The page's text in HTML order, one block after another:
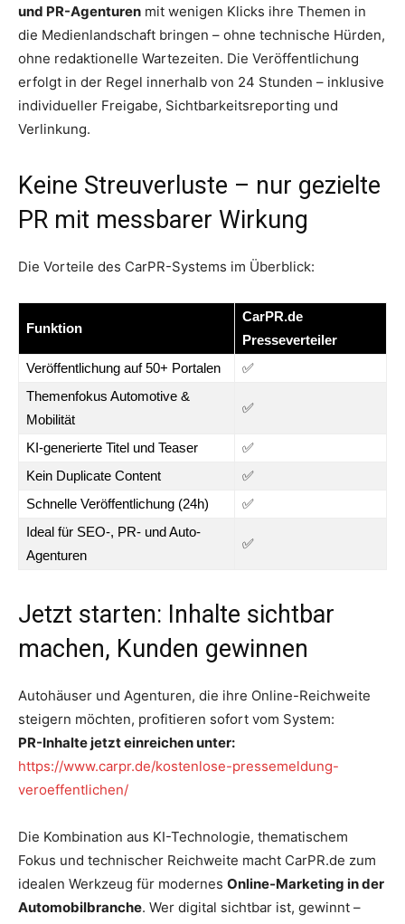
und PR-Agenturen mit wenigen Klicks ihre Themen in
die Medienlandschaft bringen – ohne technische Hürden,
ohne redaktionelle Wartezeiten. Die Veröffentlichung
erfolgt in der Regel innerhalb von 24 Stunden – inklusive
individueller Freigabe, Sichtbarkeitsreporting und
Verlinkung.
Keine Streuverluste – nur gezielte
PR mit messbarer Wirkung
Die Vorteile des CarPR-Systems im Überblick:
Funktion
CarPR.de
Presseverteiler
Veröffentlichung auf 50+ Portalen
✅
Themenfokus Automotive &
Mobilität
✅
KI-generierte Titel und Teaser
✅
Kein Duplicate Content
✅
Schnelle Veröffentlichung (24h)
✅
Ideal für SEO-, PR- und Auto-
Agenturen
✅
Jetzt starten: Inhalte sichtbar
machen, Kunden gewinnen
Autohäuser und Agenturen, die ihre Online-Reichweite
steigern möchten, profitieren sofort vom System:
PR-Inhalte jetzt einreichen unter:
https://www.carpr.de/kostenlose-pressemeldung-
veroeffentlichen/
Die Kombination aus KI-Technologie, thematischem
Fokus und technischer Reichweite macht CarPR.de zum
idealen Werkzeug für modernes Online-Marketing in der
Automobilbranche. Wer digital sichtbar ist, gewinnt –